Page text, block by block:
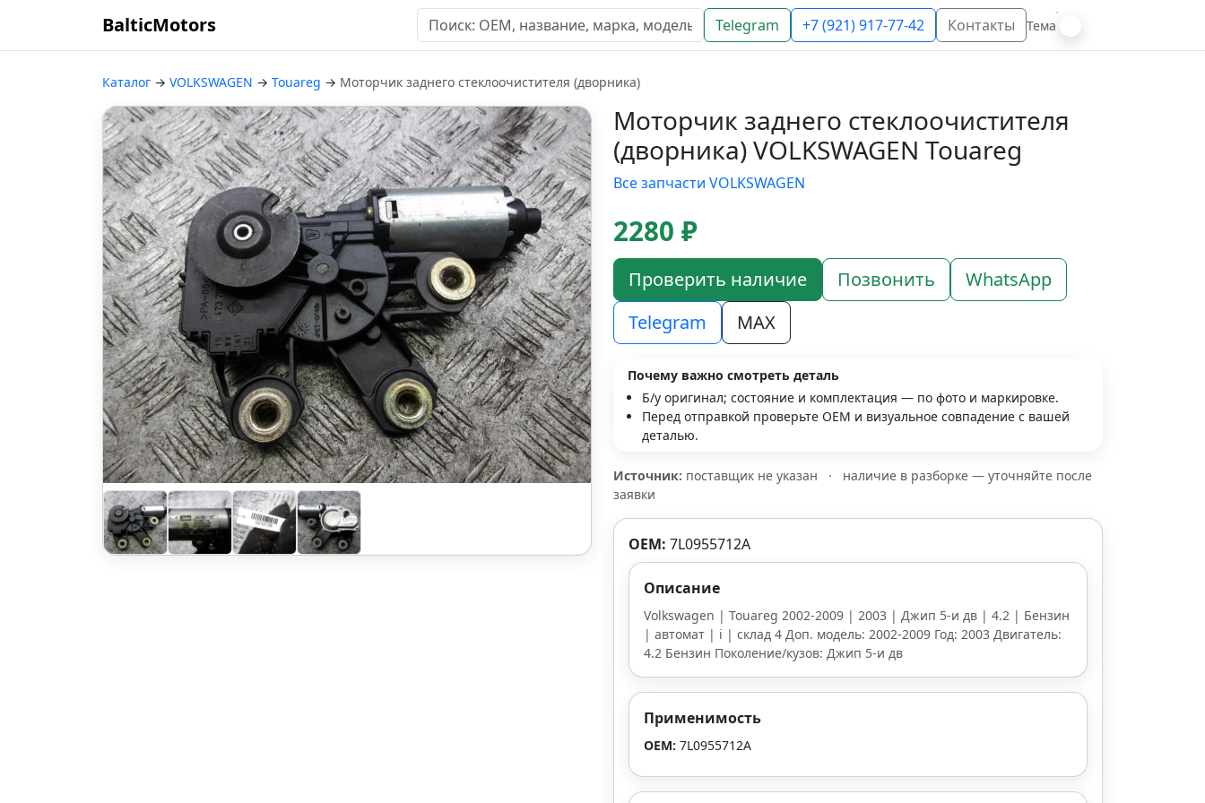
BalticMotors Telegram +7 (921) 917-77-42 Контакты Тема
Каталог → VOLKSWAGEN → Touareg → Моторчик заднего стеклоочистителя (дворника)
Моторчик заднего стеклоочистителя
(дворника) VOLKSWAGEN Touareg
Все запчасти VOLKSWAGEN
2280 ₽
Проверить наличие Позвонить
WhatsApp
Telegram
MAX
Почему важно смотреть деталь
Б/у оригинал; состояние и комплектация — по фото и маркировке.
Перед отправкой проверьте OEM и визуальное совпадение с вашей
деталью.
Источник: поставщик не указан ·
наличие в разборке — уточняйте после
заявки
OEM: 7L0955712A
Описание
Volkswagen | Touareg 2002-2009 | 2003 | Джип 5-и дв | 4.2 | Бензин
| автомат | i | склад 4 Доп. модель: 2002-2009 Год: 2003 Двигатель:
4.2 Бензин Поколение/кузов: Джип 5-и дв
Применимость
OEM: 7L0955712A